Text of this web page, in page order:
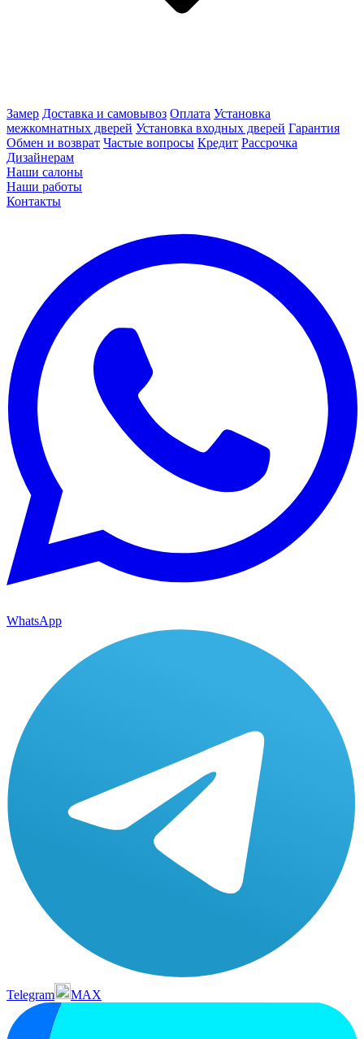
Замер Доставка и самовывоз Оплата Установка
межкомнатных дверей Установка входных дверей Гарантия
Обмен и возврат Частые вопросы Кредит Рассрочка
Дизайнерам
Наши салоны
Наши работы
Контакты
WhatsApp
Telegram MAX